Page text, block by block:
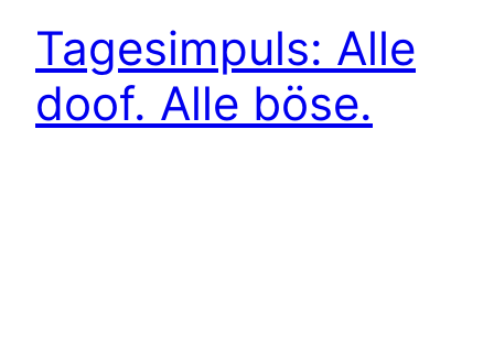
Tagesimpuls: Alle
doof. Alle böse.